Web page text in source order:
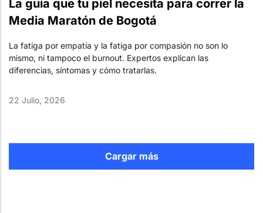
La guía que tu piel necesita para correr la
Media Maratón de Bogotá
La fatiga por empatía y la fatiga por compasión no son lo
mismo, ni tampoco el burnout. Expertos explican las
diferencias, síntomas y cómo tratarlas.
22 Julio, 2026
Cargar más